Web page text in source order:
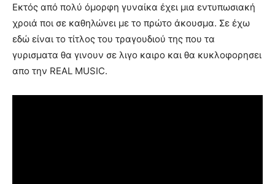
Εκτός από πολύ όμορφη γυναίκα έχει μια εντυπωσιακή
χροιά ποι σε καθηλώνει με το πρώτο άκουσμα. Σε έχω
εδώ είναι το τίτλος του τραγουδιού της που τα
γυρισματα θα γινουν σε λιγο καιρο και θα κυκλοφορησει
απο την REAL MUSIC.